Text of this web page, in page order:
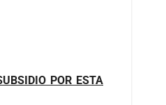
POR ESTA